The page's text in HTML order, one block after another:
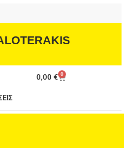
0,00€ 0
Cart